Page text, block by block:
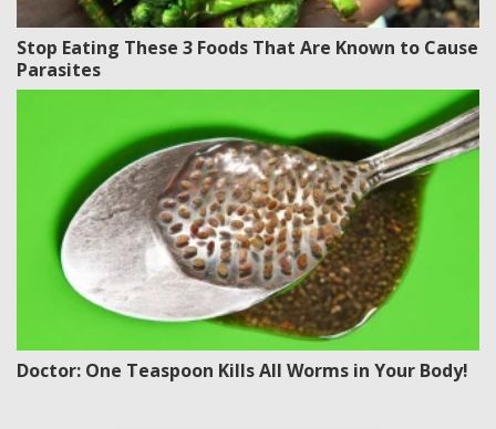
Stop Eating These 3 Foods That Are Known to Cause
Parasites
Doctor: One Teaspoon Kills All Worms in Your Body!